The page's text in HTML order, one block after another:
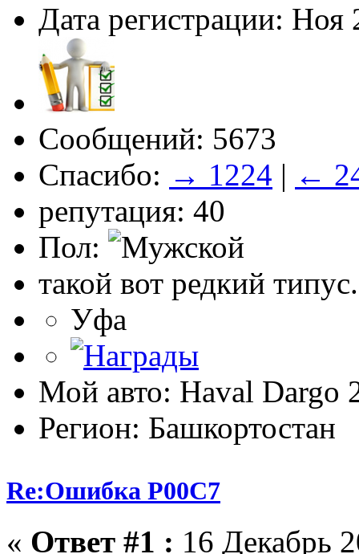
Дата регистрации: Ноя
Сообщений: 5673
Спасибо: → 1224 | ←
репутация: 40
Пол:
такой вот редкий
Уфа
Мой авто: Haval Dargo
Регион: Башкортостан
Re:Ошибка P00C7
« Ответ #1 : 16 Декабрь